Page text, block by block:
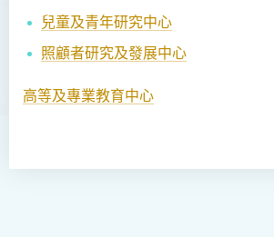
兒童及青年研究中心
照顧者研究及發展中心
高等及專業教育中心